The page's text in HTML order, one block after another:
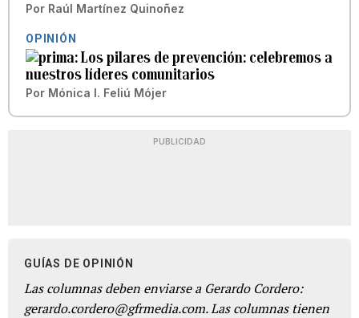
Por Raúl Martínez Quinoñez
OPINIÓN
Los pilares de prevención: celebremos a
nuestros líderes comunitarios
Por Mónica I. Feliú Mójer
PUBLICIDAD
GUÍAS DE OPINIÓN
Las columnas deben enviarse a Gerardo Cordero:
gerardo.cordero@gfrmedia.com. Las columnas tienen